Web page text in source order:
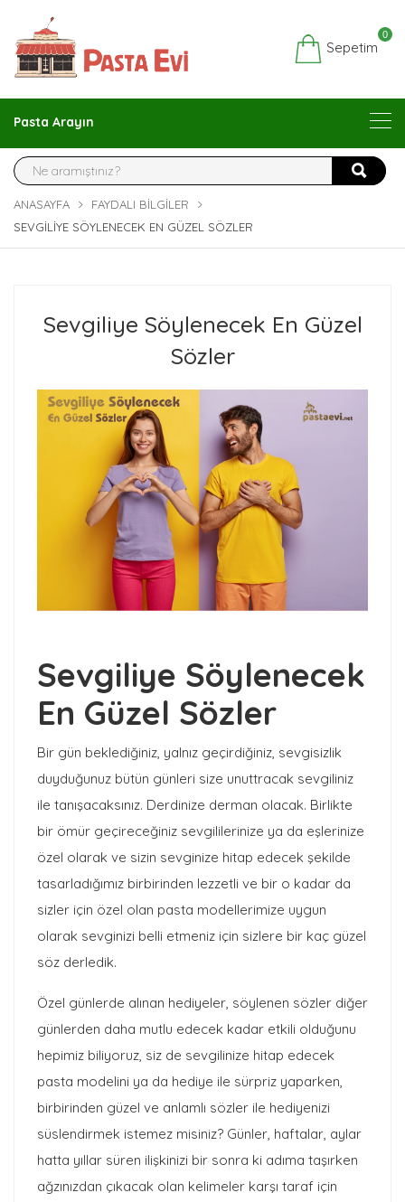
Sepetim
0
Pasta Arayın
ANASAYFA
FAYDALI BILGILER
SEVGILIYE SÖYLENECEK EN GÜZEL SÖZLER
Sevgiliye Söylenecek En Güzel
Sözler
Sevgiliye Söylenecek
En Güzel Sözler
Bir gün beklediğiniz, yalnız geçirdiğiniz, sevgisizlik
duyduğunuz bütün günleri size unuttracak sevgiliniz
ile tanışacaksınız. Derdinize derman olacak. Birlikte
bir ömür geçireceğiniz sevgililerinize ya da eşlerinize
özel olarak ve sizin sevginize hitap edecek şekilde
tasarladığımız birbirinden lezzetli ve bir o kadar da
sizler için özel olan pasta modellerimize uygun
olarak sevginizi belli etmeniz için sizlere bir kaç güzel
söz derledik.
Özel günlerde alınan hediyeler, söylenen sözler diğer
günlerden daha mutlu edecek kadar etkili olduğunu
hepimiz biliyoruz, siz de sevgilinize hitap edecek
pasta modelini ya da hediye ile sürpriz yaparken,
birbirinden güzel ve anlamlı sözler ile hediyenizi
süslendirmek istemez misiniz? Günler, haftalar, aylar
hatta yıllar süren ilişkinizi bir sonra ki adıma taşırken
ağzınızdan çıkacak olan kelimeler karşı taraf için